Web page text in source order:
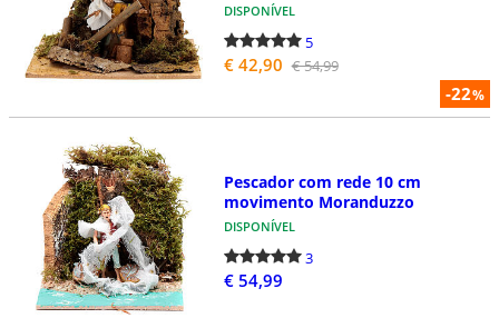
-22%
DISPONÍVEL
5
€ 42,90 € 54,99
Pescador com rede 10 cm
movimento Moranduzzo
DISPONÍVEL
3
€ 54,99